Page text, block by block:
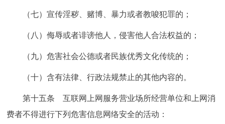
（七）宣传淫秽、赌博、暴力或者教唆犯罪的；
（八）侮辱或者诽谤他人，侵害他人合法权益的；
（九）危害社会公德或者民族优秀文化传统的；
（十）含有法律、行政法规禁止的其他内容的。
第十五条 互联网上网服务营业场所经营单位和上网消
费者不得进行下列危害信息网络安全的活动：